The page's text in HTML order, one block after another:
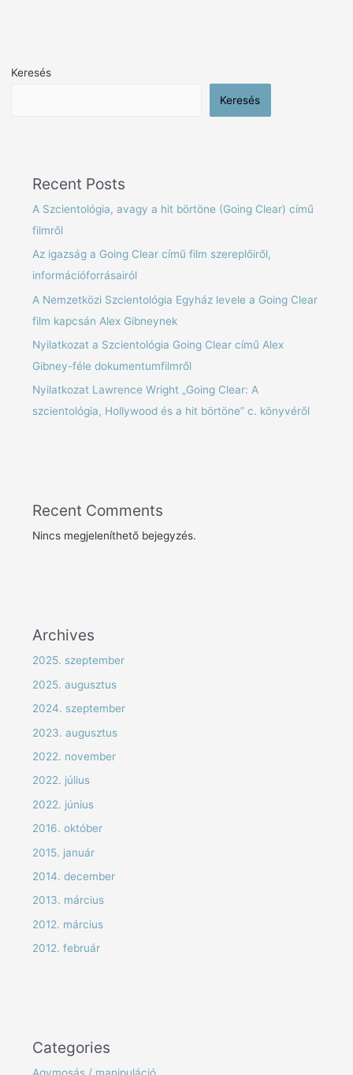
Keresés
Keresés
Recent Posts
A Szcientológia, avagy a hit börtöne (Going Clear) című
filmről
Az igazság a Going Clear című film szereplőiről,
információforrásairól
A Nemzetközi Szcientológia Egyház levele a Going Clear
film kapcsán Alex Gibneynek
Nyilatkozat a Szcientológia Going Clear című Alex
Gibney-féle dokumentumfilmről
Nyilatkozat Lawrence Wright „Going Clear: A
szcientológia, Hollywood és a hit börtöne” c. könyvéről
Recent Comments
Nincs megjeleníthető bejegyzés.
Archives
2025. szeptember
2025. augusztus
2024. szeptember
2023. augusztus
2022. november
2022. július
2022. június
2016. október
2015. január
2014. december
2013. március
2012. március
2012. február
Categories